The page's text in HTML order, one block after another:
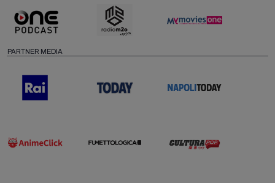
PARTNER MEDIA